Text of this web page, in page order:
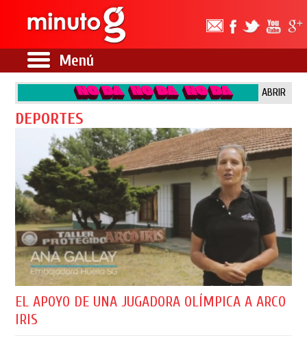
Menú
ABRIR
DEPORTES
EL APOYO DE UNA JUGADORA OLÍMPICA A ARCO
IRIS